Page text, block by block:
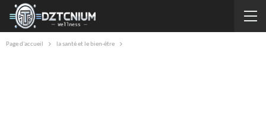
Page d'accueil la santé et le bien-être